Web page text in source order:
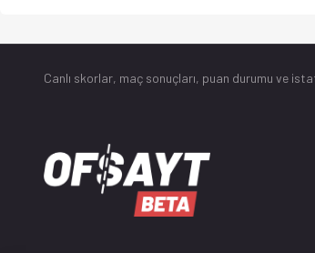
Canlı skorlar, maç sonuçları, puan durumu ve